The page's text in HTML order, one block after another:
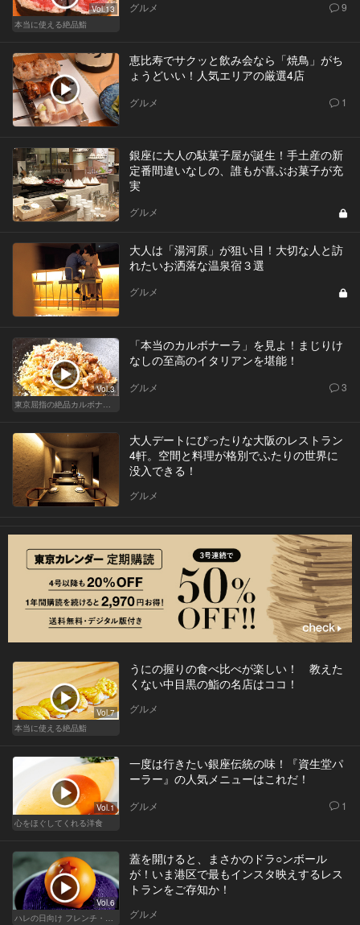
Vol.13
本当に使える絶品鮨
グルメ 9
恵比寿でサクッと飲み会なら「焼鳥」がち
ょうどいい！人気エリアの厳選4店
グルメ 1
銀座に大人の駄菓子屋が誕生！手土産の新
定番間違いなしの、誰もが喜ぶお菓子が充
実
グルメ
大人は「湯河原」が狙い目！大切な人と訪
れたいお洒落な温泉宿３選
グルメ
Vol.3
東京屈指の絶品カルボナーラ！すぐに行きたくなる美味しい人気店
「本当のカルボナーラ」を見よ！まじりけ
なしの至高のイタリアンを堪能！
グルメ 3
大人デートにぴったりな大阪のレストラン
4軒。空間と料理が格別でふたりの世界に
没入できる！
グルメ
Vol.7
本当に使える絶品鮨
うにの握りの食べ比べが楽しい！ 教えた
くない中目黒の鮨の名店はココ！
グルメ
Vol.1
心をほぐしてくれる洋食
一度は行きたい銀座伝統の味！『資生堂パ
ーラー』の人気メニューはこれだ！
グルメ 1
Vol.6
ハレの日向け フレンチ・高級店
蓋を開けると、まさかのドラ○ンボール
が！いま港区で最もインスタ映えするレス
トランをご存知か！
グルメ